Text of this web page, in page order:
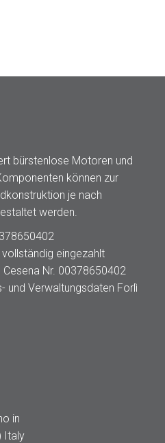
bürstenlose Motoren und
können zur
je nach
werden.
eingezahlt
Nr. 00378650402
und Verwaltungsdaten Forlì
in
Italy